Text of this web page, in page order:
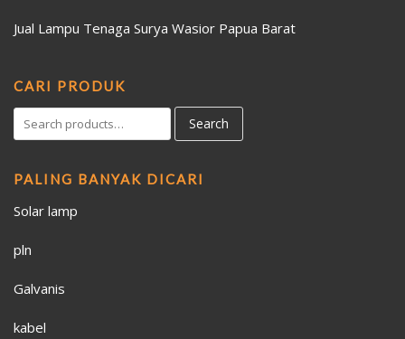
Jual Lampu Tenaga Surya Wasior Papua Barat
CARI PRODUK
Search
PALING BANYAK DICARI
Solar lamp
pln
Galvanis
kabel